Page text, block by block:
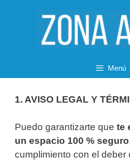
Menú
1. AVISO LEGAL Y
Puedo garantizarte que te
un espacio 100 % seguro
cumplimiento con el deber